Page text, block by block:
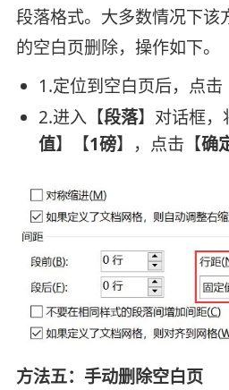
段落格式。大多数情况下该
的空白页删除，操作如下。
1.定位到空白页后，点击
2.进入【段落】对话框，
值】【1磅】，点击【确
方法五：手动删除空白页